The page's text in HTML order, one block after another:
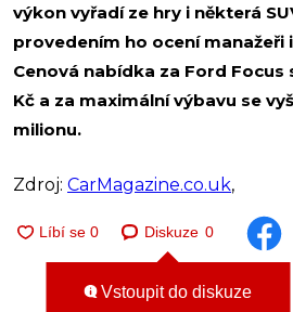
výkon vyřadí ze hry i některá
provedením ho ocení manažeři
Cenová nabídka za Ford Focus
Kč a za maximální výbavu se
milionu.
Zdroj: CarMagazine.co.uk,
Diskuze 0
Vstoupit do diskuze